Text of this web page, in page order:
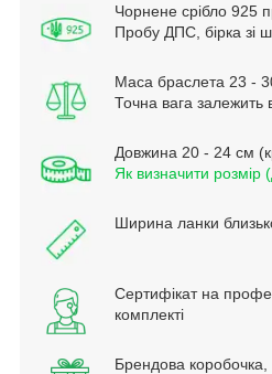
Чорнене срібло 925
Пробу ДПС, бірка зі
Маса браслета 23 -
Точна вага залежить
Довжина 20 - 24 см
Як визначити розмір
Ширина ланки
Сертифікат на
комплекті
Брендова коробочка,